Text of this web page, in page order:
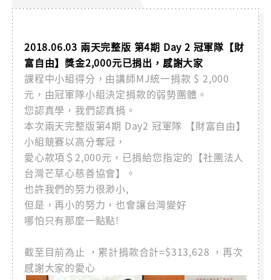
2018.06.03 兩天完整版 第4期 Day 2 冠軍隊【財
富自由】獎金2,000元已捐出，感謝大家
課程中小組得分，由講師MJ統一捐款 $ 2,000
元，由冠軍隊小組決定捐款的弱勢團體。
您認真學，我們認真捐。
本次兩天完整版第4期 Day2 冠軍隊 【財富自由】
小組競賽以高分奪冠，
愛心款項＄2,000元，已捐給您指定的【社團法人
台灣芒草心慈善協會】。
也許我們的努力很渺小,
但是，再小的努力，也會讓台灣變好
哪怕只有那麼一點點!
截至目前為止 ，累計捐款合計=$313,628 ，再次
感謝大家的愛心